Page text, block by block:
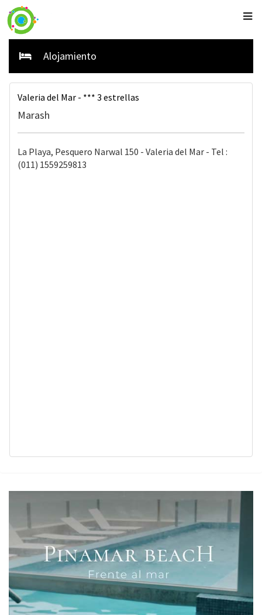
Alojamiento
Valeria del Mar - *** 3 estrellas
Marash
La Playa, Pesquero Narwal 150 - Valeria del Mar - Tel :
(011) 1559259813